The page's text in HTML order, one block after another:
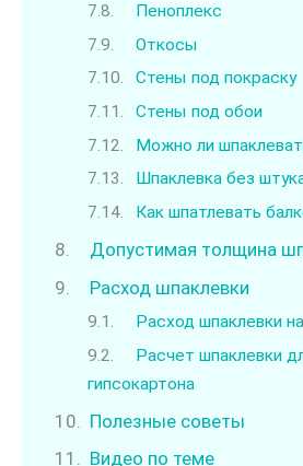
Пеноплекс
Откосы
Стены под покраску
Стены под обои
Можно ли
Шпаклевка без
Как шпатлевать
Допустимая толщина
Расход шпаклевки
Расход шпаклевки
Расчет шпаклевки
гипсокартона
Полезные советы
Видео по теме